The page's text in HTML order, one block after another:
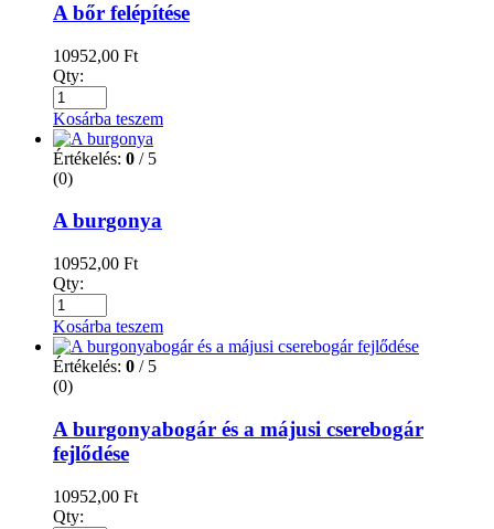
A bőr felépítése
10952,00 Ft
Qty:
Kosárba teszem
Értékelés: 0 / 5
(0)
A burgonya
10952,00 Ft
Qty:
Kosárba teszem
Értékelés: 0 / 5
(0)
A burgonyabogár és a májusi cserebogár
fejlődése
10952,00 Ft
Qty: